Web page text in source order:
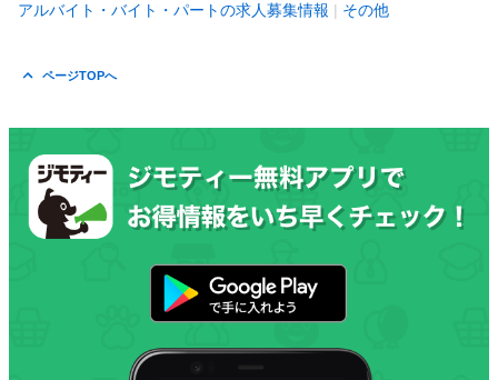
アルバイト・バイト・パートの求人募集情報 その他
ページTOPへ